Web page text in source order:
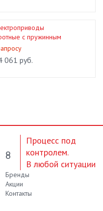
с пружинным
061 руб.
Процесс под
контролем.
В любой ситуации
Бренды
Акции
Контакты
8